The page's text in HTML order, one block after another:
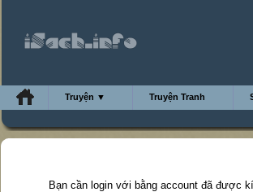
Truyện ▼ Truyện Tranh
Bạn cần login với bằng account đã được